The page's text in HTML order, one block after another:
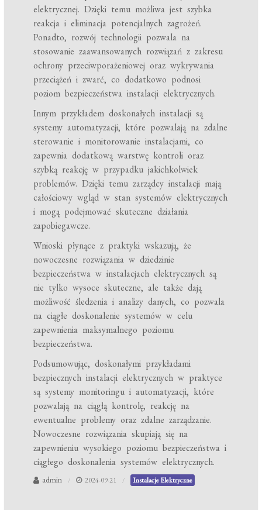
elektrycznej. Dzięki temu możliwa jest szybka
reakcja i eliminacja potencjalnych zagrożeń.
Ponadto, rozwój technologii pozwala na
stosowanie zaawansowanych rozwiązań z zakresu
ochrony przeciwporażeniowej oraz wykrywania
przeciążeń i zwarć, co dodatkowo podnosi
poziom bezpieczeństwa instalacji elektrycznych.
Innym przykładem doskonałych instalacji są
systemy automatyzacji, które pozwalają na zdalne
sterowanie i monitorowanie instalacjami, co
zapewnia dodatkową warstwę kontroli oraz
szybką reakcję w przypadku jakichkolwiek
problemów. Dzięki temu zarządcy instalacji mają
całościowy wgląd w stan systemów elektrycznych
i mogą podejmować skuteczne działania
zapobiegawcze.
Wnioski płynące z praktyki wskazują, że
nowoczesne rozwiązania w dziedzinie
bezpieczeństwa w instalacjach elektrycznych są
nie tylko wysoce skuteczne, ale także dają
możliwość śledzenia i analizy danych, co pozwala
na ciągłe doskonalenie systemów w celu
zapewnienia maksymalnego poziomu
bezpieczeństwa.
Podsumowując, doskonałymi przykładami
bezpiecznych instalacji elektrycznych w praktyce
są systemy monitoringu i automatyzacji, które
pozwalają na ciągłą kontrolę, reakcję na
ewentualne problemy oraz zdalne zarządzanie.
Nowoczesne rozwiązania skupiają się na
zapewnieniu wysokiego poziomu bezpieczeństwa i
ciągłego doskonalenia systemów elektrycznych.
admin 2024-09-21 Instalacje Elektryczne